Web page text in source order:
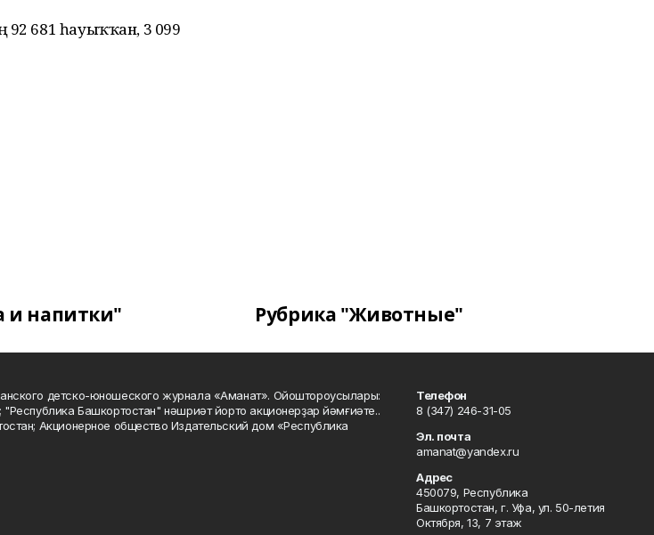
92 681 һауыҡҡан, 3 099
и напитки" Рубрика "Животные"
детско-юношеского журнала «Аманат». Ойоштороусылары:
Башкортостан" нәшриәт йорто акционерҙар йәмғиәте..
Акционерное общество Издательский дом «Республика
Телефон
8 (347) 246-31-05
Эл. почта
amanat@yandex.ru
Адрес
450079, Республика
Башкортостан, г. Уфа, ул. 50-летия
Октября, 13, 7 этаж